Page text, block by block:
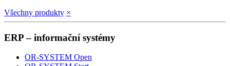
Všechny produkty ×
ERP – informační systémy
OR-SYSTEM Open